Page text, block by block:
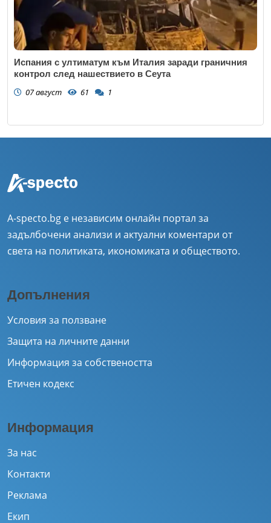
Испания с ултиматум към Италия заради граничния
контрол след нашествието в Сеута
07 август 61 1
A-specto.bg е независим онлайн портал за
задълбочени анализи и актуални коментари от
света на политиката, икономиката и обществото.
Допълнения
Условия за ползване
Защита на личните данни
Информация за собствеността
Етичен кодекс
Информация
За нас
Контакти
Реклама
Екип